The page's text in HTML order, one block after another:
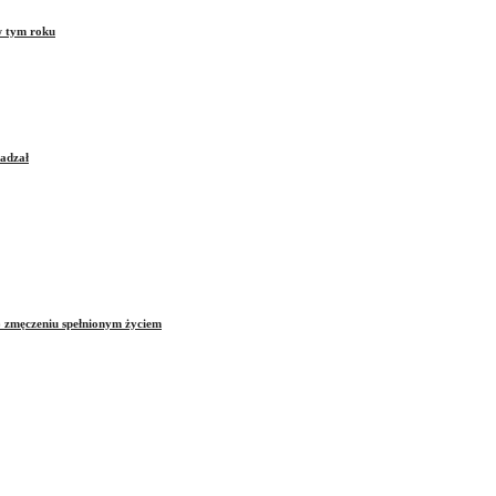
tym roku
spełnionym życiem